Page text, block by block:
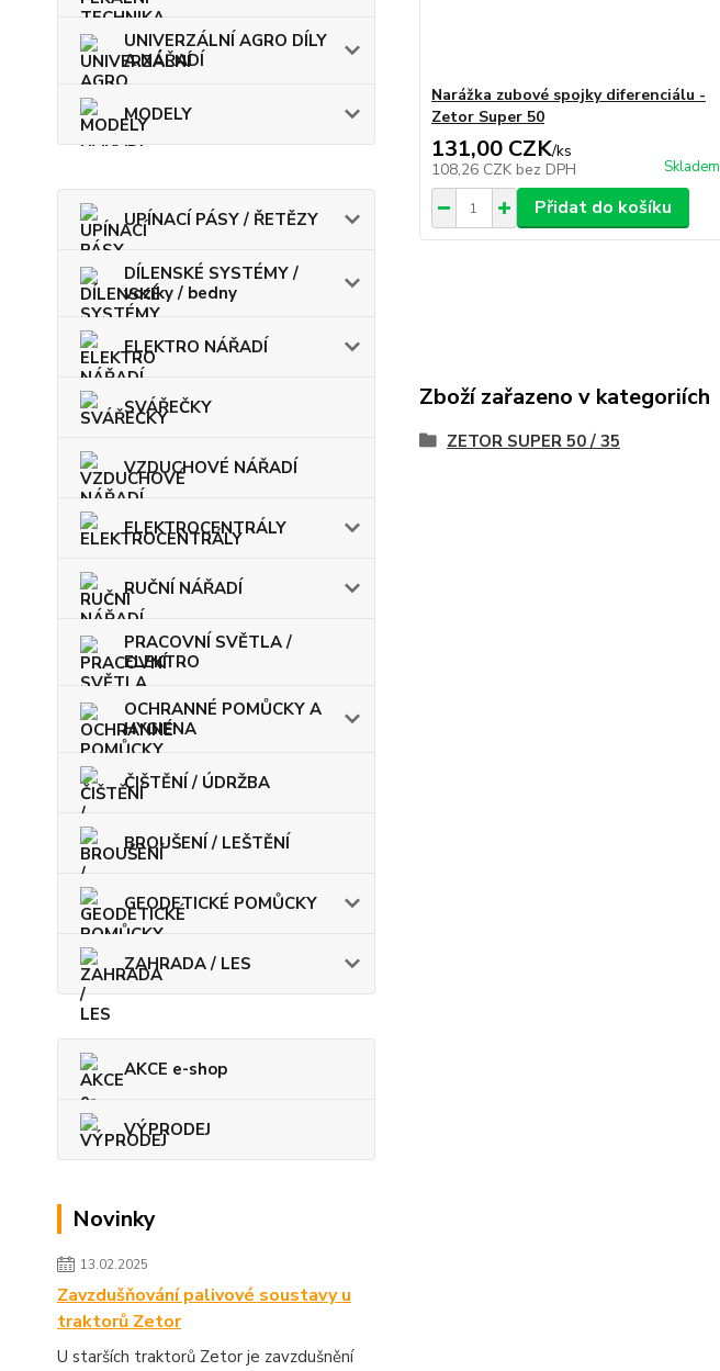
UNIVERZÁLNÍ AGRO DÍLY
A NÁŘADÍ
MODELY
UPÍNACÍ PÁSY / ŘETĚZY
DÍLENSKÉ SYSTÉMY /
vozíky / bedny
ELEKTRO NÁŘADÍ
SVÁŘEČKY
VZDUCHOVÉ NÁŘADÍ
ELEKTROCENTRÁLY
RUČNÍ NÁŘADÍ
PRACOVNÍ SVĚTLA /
ELEKTRO
OCHRANNÉ POMŮCKY A
HYGIENA
ČIŠTĚNÍ / ÚDRŽBA
BROUŠENÍ / LEŠTĚNÍ
GEODETICKÉ POMŮCKY
ZAHRADA / LES
AKCE e-shop
VÝPRODEJ
Novinky
13.02.2025
Zavzdušňování palivové soustavy u
traktorů Zetor
U starších traktorů Zetor je zavzdušnění
Narážka zubové spojky diferenciálu -
Zetor Super 50
131,00 CZK/ks
108,26 CZK bez DPH Skladem
Přidat do košíku
Zboží zařazeno v kategoriích
ZETOR SUPER 50 / 35